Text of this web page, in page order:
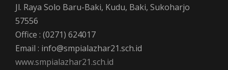
Jl. Raya Solo Baru-Baki, Kudu, Baki, Sukoharjo
57556
Office : (0271) 624017
Email : info@smpialazhar21.sch.id
www.smpialazhar21.sch.id